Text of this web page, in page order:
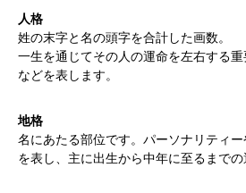
人格
姓の末字と名の頭字を合計した画数。
一生を通じてその人の運命を左右する
などを表します。
地格
名にあたる部位です。パーソナリティ
を表し、主に出生から中年に至るまでの